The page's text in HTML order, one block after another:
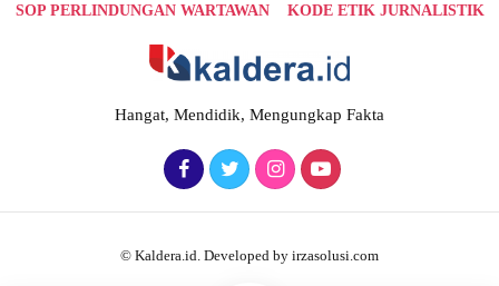
SOP PERLINDUNGAN WARTAWAN
KODE ETIK JURNALISTIK
Hangat, Mendidik, Mengungkap Fakta
© Kaldera.id. Developed by irzasolusi.com